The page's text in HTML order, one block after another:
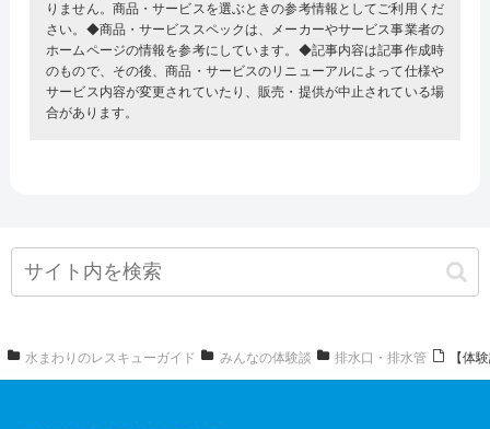
りません。商品・サービスを選ぶときの参考情報としてご利用くだ
さい。◆商品・サービススペックは、メーカーやサービス事業者の
ホームページの情報を参考にしています。◆記事内容は記事作成時
のもので、その後、商品・サービスのリニューアルによって仕様や
サービス内容が変更されていたり、販売・提供が中止されている場
合があります。
水まわりのレスキューガイド みんなの体験談 排水口・排水管 【体